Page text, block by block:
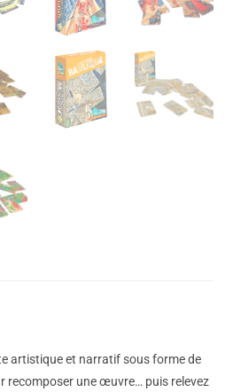
artistique et narratif sous forme de
recomposer une œuvre… puis relevez